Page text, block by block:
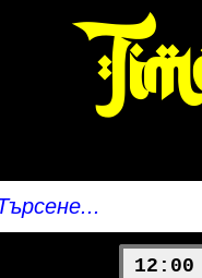
12:00